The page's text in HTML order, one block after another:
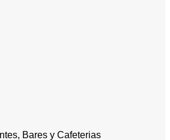
Bares y Cafeterias